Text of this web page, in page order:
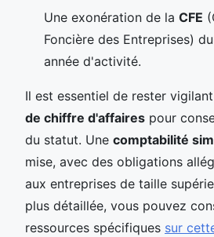
Une exonération de la CFE
Foncière des Entreprises)
année d'activité.
Il est essentiel de rester
de chiffre d'affaires pour
du statut. Une comptabilité
mise, avec des obligations
aux entreprises de taille
plus détaillée, vous pouvez
ressources spécifiques sur